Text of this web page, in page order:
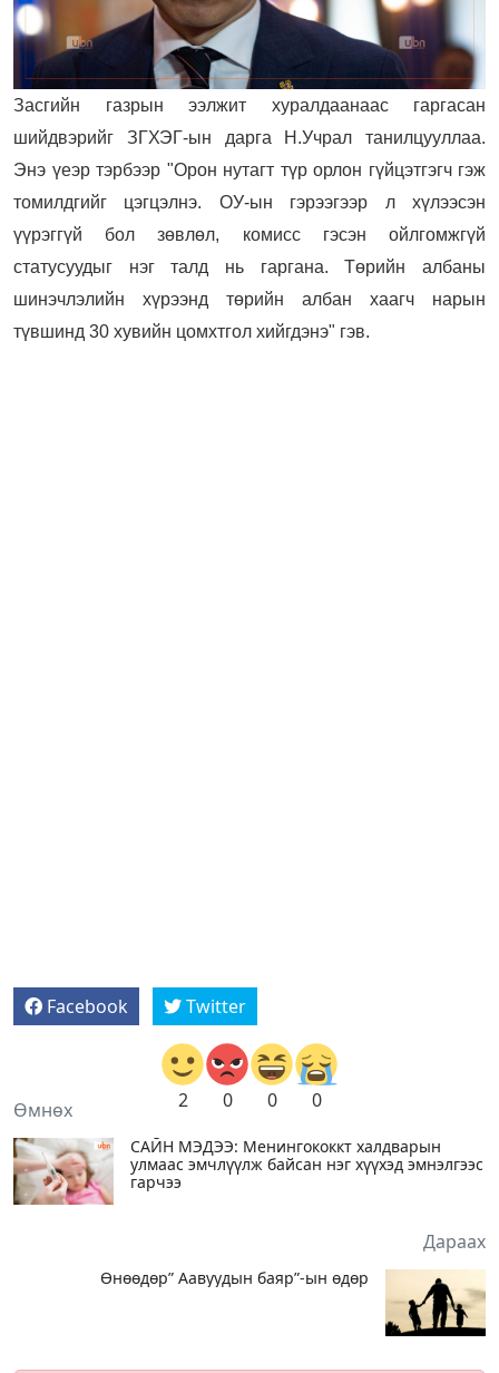
Засгийн газрын ээлжит хуралдаанаас гаргасан
шийдвэрийг ЗГХЭГ-ын дарга Н.Учрал танилцууллаа.
Энэ үеэр тэрбээр "Орон нутагт түр орлон гүйцэтгэгч гэж
томилдгийг цэгцэлнэ. ОУ-ын гэрээгээр л хүлээсэн
үүрэггүй бол зөвлөл, комисс гэсэн ойлгомжгүй
статусуудыг нэг талд нь гаргана. Төрийн албаны
шинэчлэлийн хүрээнд төрийн албан хаагч нарын
түвшинд 30 хувийн цомхтгол хийгдэнэ" гэв.
Facebook Twitter
2 0 0 0
Өмнөх
САЙН МЭДЭЭ: Менингококкт халдварын
улмаас эмчлүүлж байсан нэг хүүхэд эмнэлгээс
гарчээ
Дараах
Өнөөдөр” Аавуудын баяр”-ын өдөр